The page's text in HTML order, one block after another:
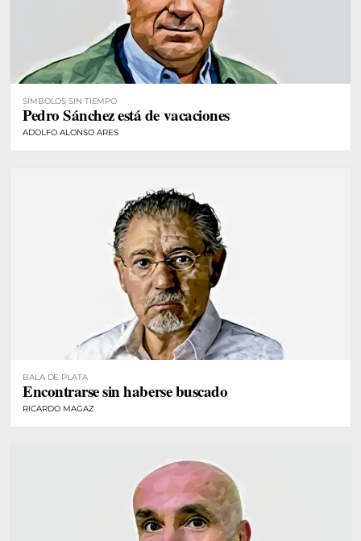
SÍMBOLOS SIN TIEMPO
Pedro Sánchez está de vacaciones
ADOLFO ALONSO ARES
BALA DE PLATA
Encontrarse sin haberse buscado
RICARDO MAGAZ